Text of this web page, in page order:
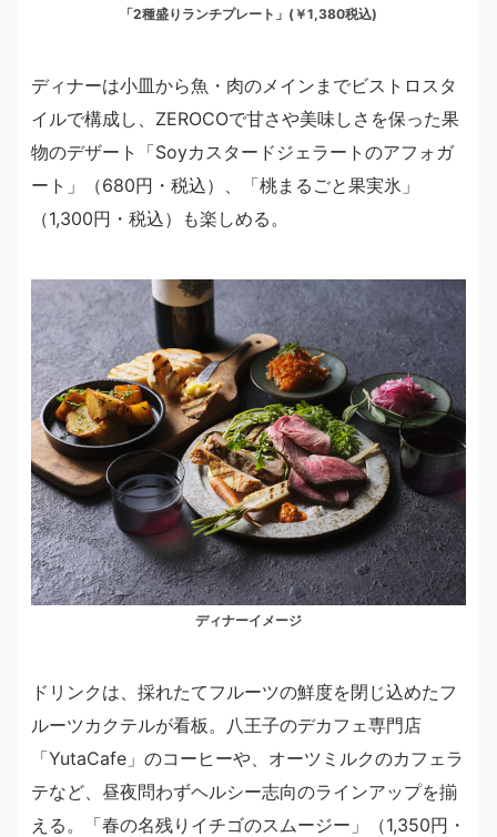
「2種盛りランチプレート」(￥1,380税込)
ディナーは小皿から魚・肉のメインまでビストロスタ
イルで構成し、ZEROCOで甘さや美味しさを保った果
物のデザート「Soyカスタードジェラートのアフォガ
ート」（680円・税込）、「桃まるごと果実氷」
（1,300円・税込）も楽しめる。
ディナーイメージ
ドリンクは、採れたてフルーツの鮮度を閉じ込めたフ
ルーツカクテルが看板。八王子のデカフェ専門店
「YutaCafe」のコーヒーや、オーツミルクのカフェラ
テなど、昼夜問わずヘルシー志向のラインアップを揃
える。「春の名残りイチゴのスムージー」（1,350円・